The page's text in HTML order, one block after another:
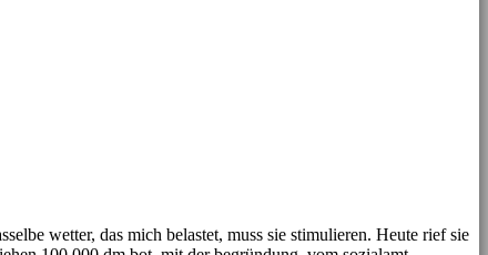
wetter, das mich belastet, muss sie stimulieren. Heute rief sie